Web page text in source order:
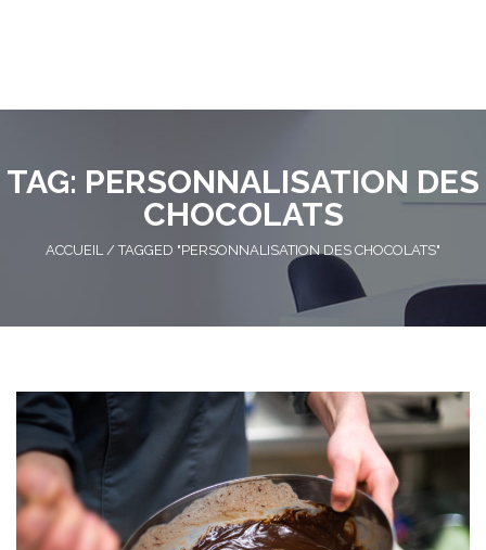
TAG: PERSONNALISATION DES
CHOCOLATS
ACCUEIL / TAGGED "PERSONNALISATION DES CHOCOLATS"